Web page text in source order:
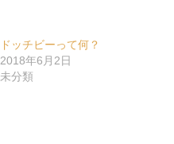
ドッチビーって何？
2018年6月2日
未分類